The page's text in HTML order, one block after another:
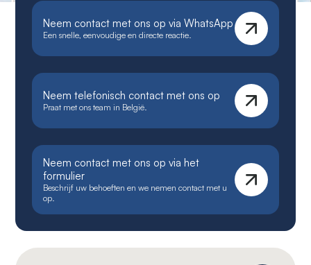
Neem contact met ons op via WhatsApp
Een snelle, eenvoudige en directe reactie.
Neem telefonisch contact met ons op
Praat met ons team in België.
Neem contact met ons op via het
formulier
Beschrijf uw behoeften en we nemen contact met u
op.